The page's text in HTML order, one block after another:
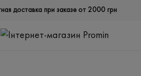
доставка при заказе от 2000 грн